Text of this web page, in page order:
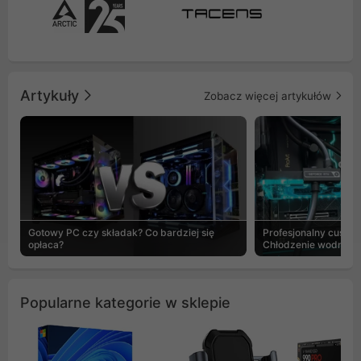
Artykuły Zobacz więcej artykułów
Gotowy PC czy składak? Co bardziej się
opłaca?
Profesjonalny
Chłodzenie wodne
Popularne kategorie w sklepie